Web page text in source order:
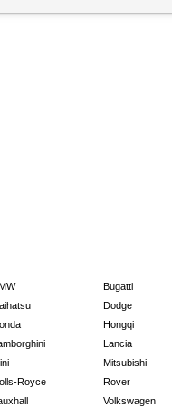
Bugatti
Dodge
Hongqi
Lancia
Mitsubishi
Royce Rover
Volkswagen